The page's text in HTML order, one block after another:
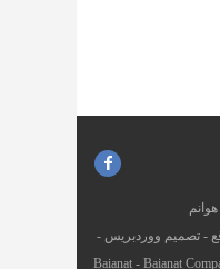
هوانم
-تصميم ووردبريس -
Baianat - Baianat